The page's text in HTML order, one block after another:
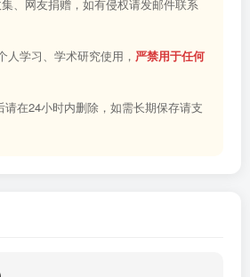
、网友捐赠，如有侵权请发邮件联系
人学习、学术研究使用， 严禁用于任何
请在24小时内删除，如需长期保存请支